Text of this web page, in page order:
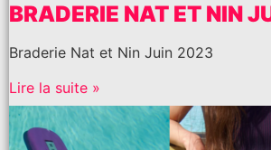
BRADERIE NAT ET NIN
Braderie Nat et Nin Juin 2023
Lire la suite »